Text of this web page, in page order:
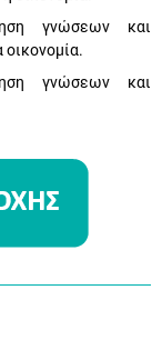
γνώσεων και
οικονομία.
γνώσεων και